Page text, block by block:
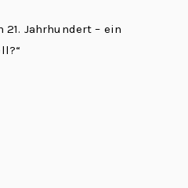
Jahrhundert – ein